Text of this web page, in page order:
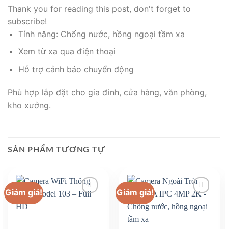
Thank you for reading this post, don't forget to
subscribe!
Tính năng: Chống nước, hồng ngoại tầm xa
Xem từ xa qua điện thoại
Hỗ trợ cảnh báo chuyển động
Phù hợp lắp đặt cho gia đình, cửa hàng, văn phòng,
kho xưởng.
SẢN PHẨM TƯƠNG TỰ
Giảm giá! Giảm giá!